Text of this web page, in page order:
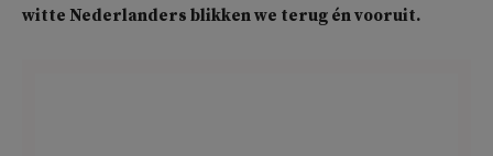
witte Nederlanders blikken we terug én vooruit.